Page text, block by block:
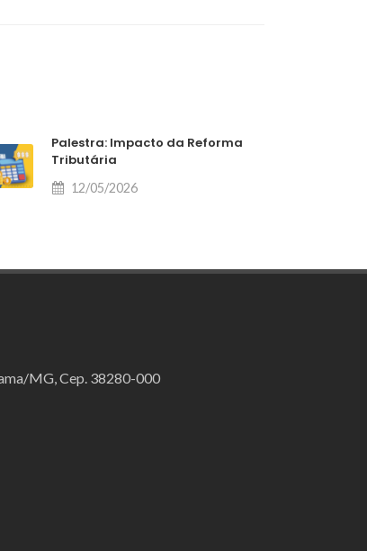
Palestra: Impacto da Reforma
Tributária
12/05/2026
MG, Cep. 38280-000